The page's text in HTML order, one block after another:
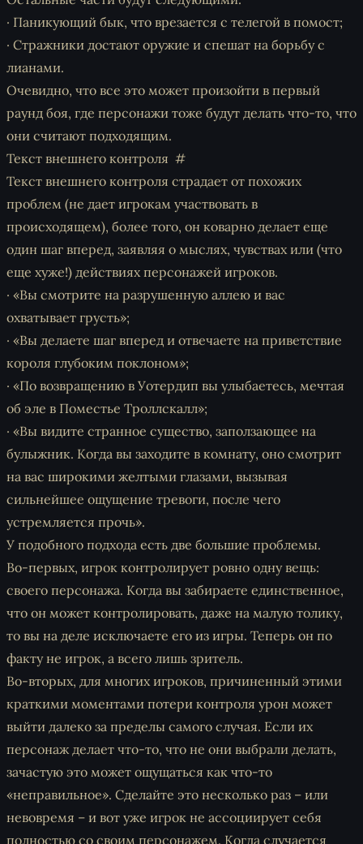
· Паникующий бык, что врезается с телегой в помост;
· Стражники достают оружие и спешат на борьбу с
лианами.
Очевидно, что все это может произойти в первый
раунд боя, где персонажи тоже будут делать что-то, что
они считают подходящим.
Текст внешнего контроля
Текст внешнего контроля страдает от похожих
проблем (не дает игрокам участвовать в
происходящем), более того, он коварно делает еще
один шаг вперед, заявляя о мыслях, чувствах или (что
еще хуже!) действиях персонажей игроков.
· «Вы смотрите на разрушенную аллею и вас
охватывает грусть»;
· «Вы делаете шаг вперед и отвечаете на приветствие
короля глубоким поклоном»;
· «По возвращению в Уотердип вы улыбаетесь, мечтая
об эле в Поместье Троллскалл»;
· «Вы видите странное существо, заползающее на
булыжник. Когда вы заходите в комнату, оно смотрит
на вас широкими желтыми глазами, вызывая
сильнейшее ощущение тревоги, после чего
устремляется прочь».
У подобного подхода есть две большие проблемы.
Во-первых, игрок контролирует ровно одну вещь:
своего персонажа. Когда вы забираете единственное,
что он может контролировать, даже на малую толику,
то вы на деле исключаете его из игры. Теперь он по
факту не игрок, а всего лишь зритель.
Во-вторых, для многих игроков, причиненный этими
краткими моментами потери контроля урон может
выйти далеко за пределы самого случая. Если их
персонаж делает что-то, что не они выбрали делать,
зачастую это может ощущаться как что-то
«неправильное». Сделайте это несколько раз – или
невовремя – и вот уже игрок не ассоциирует себя
полностью со своим персонажем. Когда случается